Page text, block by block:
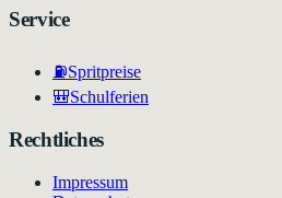
Service
⛽Spritpreise
🎒Schulferien
Rechtliches
Impressum